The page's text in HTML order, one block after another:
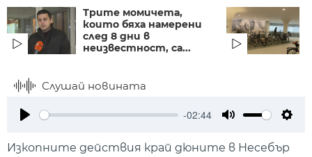
Трите момичета,
които бяха намерени
след 8 дни в
неизвестност, са...
Слушай новината
-02:44
Изкопните действия край дюните в Несебър